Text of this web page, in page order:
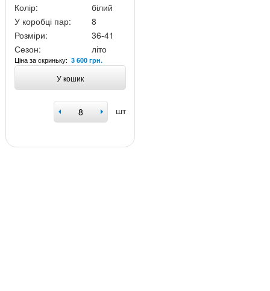
Колір:
білий
У коробці пар:
8
Розміри:
36-41
Сезон:
літо
Ціна за скриньку: 3 600 грн.
У кошик
шт